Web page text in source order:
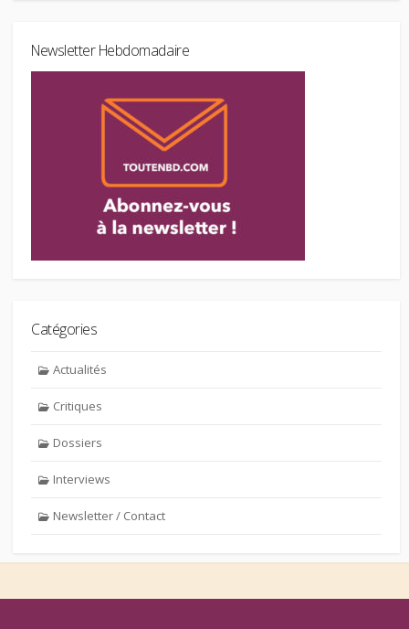
Newsletter Hebdomadaire
Catégories
Actualités
Critiques
Dossiers
Interviews
Newsletter / Contact